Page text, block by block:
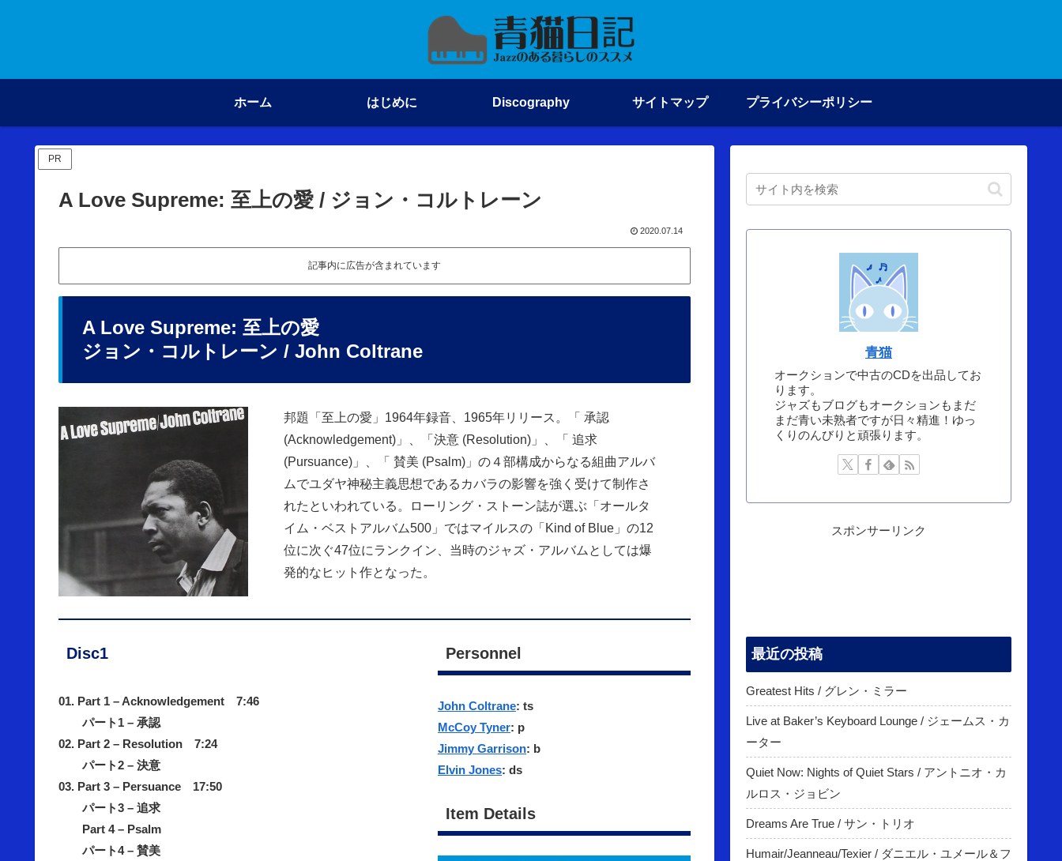
ホーム はじめに Discography サイトマップ プライバシーポリシー
PR
A Love Supreme: 至上の愛 / ジョン・コルトレーン
2020.07.14
記事内に広告が含まれています
A Love Supreme: 至上の愛
ジョン・コルトレーン / John Coltrane
邦題「至上の愛」1964年録音、1965年リリース。「 承認
(Acknowledgement)」、「決意 (Resolution)」、「 追求
(Pursuance)」、「 賛美 (Psalm)」の４部構成からなる組曲アルバ
ムでユダヤ神秘主義思想であるカバラの影響を強く受けて制作さ
れたといわれている。ローリング・ストーン誌が選ぶ「オールタ
イム・ベストアルバム500」ではマイルスの「Kind of Blue」の12
位に次ぐ47位にランクイン、当時のジャズ・アルバムとしては爆
発的なヒット作となった。
Disc1
01. Part 1 – Acknowledgement 7:46
パート1 – 承認
02. Part 2 – Resolution 7:24
パート2 – 決意
03. Part 3 – Persuance 17:50
パート3 – 追求
Part 4 – Psalm
パート4 – 賛美
Personnel
John Coltrane: ts
McCoy Tyner: p
Jimmy Garrison: b
Elvin Jones: ds
Item Details
青猫
オークションで中古のCDを出品してお
ります。
ジャズもブログもオークションもまだ
まだ青い未熟者ですが日々精進！ゆっ
くりのんびりと頑張ります。
スポンサーリンク
最近の投稿
Greatest Hits / グレン・ミラー
Live at Baker’s Keyboard Lounge / ジェームス・カ
ーター
Quiet Now: Nights of Quiet Stars / アントニオ・カ
ルロス・ジョビン
Dreams Are True / サン・トリオ
Humair/Jeanneau/Texier / ダニエル・ユメール＆フ